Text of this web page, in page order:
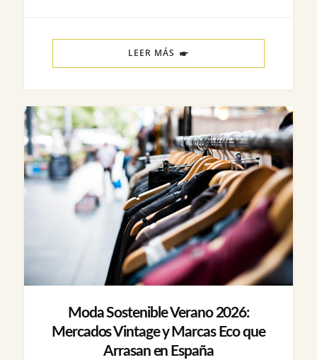
LEER MÁS
Moda Sostenible Verano 2026:
Mercados Vintage y Marcas Eco que
Arrasan en España